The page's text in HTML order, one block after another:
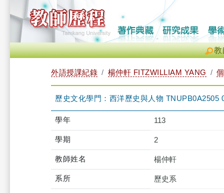
教
外語授課紀錄 楊仲軒 FITZWILLIAM YANG
歷史文化學門：西洋歷史與人物 TNUPB0A2505
學年 113
學期 2
教師姓名 楊仲軒
系所 歷史系